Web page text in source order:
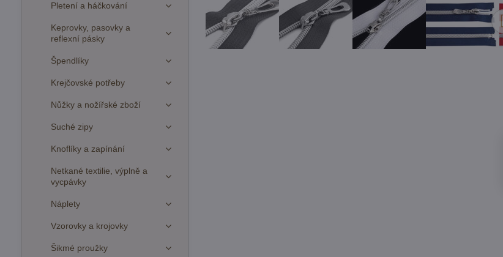
Pletení a háčkování
Keprovky, pasovky a
reflexní pásky
Špendlíky
Krejčovské potřeby
Nůžky a nožířské zboží
Suché zipy
Knoflíky a zapínání
Netkané textilie, výplně a
vycpávky
Náplety
Vzorovky a krojovky
Šikmé proužky